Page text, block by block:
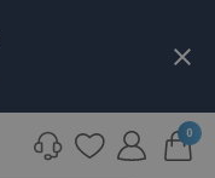
close
0